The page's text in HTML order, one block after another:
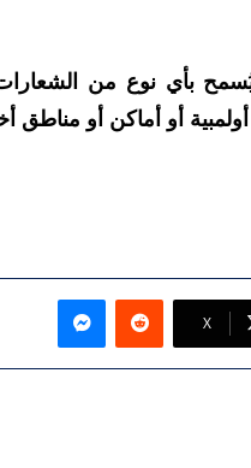
بأي نوع من الشعارات
أو أماكن أو مناطق
‫X
ماسنجر